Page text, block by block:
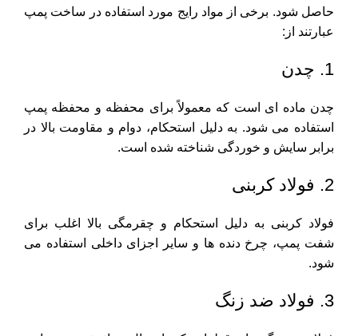
حاصل شود. برخی از مواد رایج مورد استفاده در ساخت پمپ
عبارتند از:
1. چدن
چدن ماده ای است که معمولاً برای محفظه و محفظه پمپ
استفاده می شود. به دلیل استحکام، دوام و مقاومت بالا در
برابر سایش و خوردگی شناخته شده است.
2. فولاد کربنی
فولاد کربنی به دلیل استحکام و چقرمگی بالا اغلب برای
شفت پمپ، چرخ دنده ها و سایر اجزای داخلی استفاده می
شود.
3. فولاد ضد زنگ